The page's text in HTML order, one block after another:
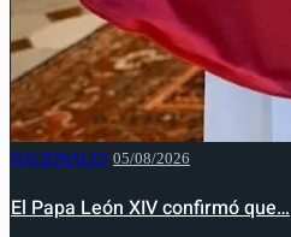
NACIONALES 05/08/2026
El Papa León XIV confirmó que…